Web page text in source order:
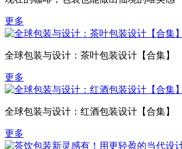
更多
全球包装与设计：茶叶包装设计【合集】
更多
全球包装与设计：红酒包装设计【合集】
更多